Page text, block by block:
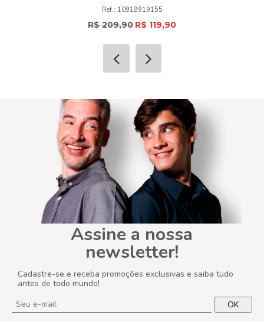
10918919155
R$ 209,90 R$ 119,90
Assine a nossa
newsletter!
Cadastre-se e receba promoções exclusivas e saiba tudo
antes de todo mundo!
OK